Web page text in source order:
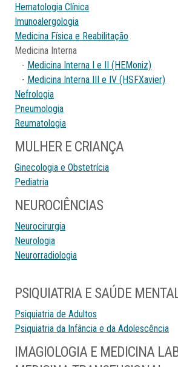
Hematologia Clínica
Imunoalergologia
Medicina Física e Reabilitação
Medicina Interna
- Medicina Interna I e II (HEMoniz)
- Medicina Interna III e IV (HSFXavier)
Nefrologia
Pneumologia
Reumatologia
MULHER E CRIANÇA
Ginecologia e Obstetrícia
Pediatria
NEUROCIÊNCIAS
Neurocirurgia
Neurologia
Neurorradiologia
PSIQUIATRIA E SAÚDE
Psiquiatria de Adultos
Psiquiatria da Infância e da Adolescência
IMAGIOLOGIA E MEDICINA